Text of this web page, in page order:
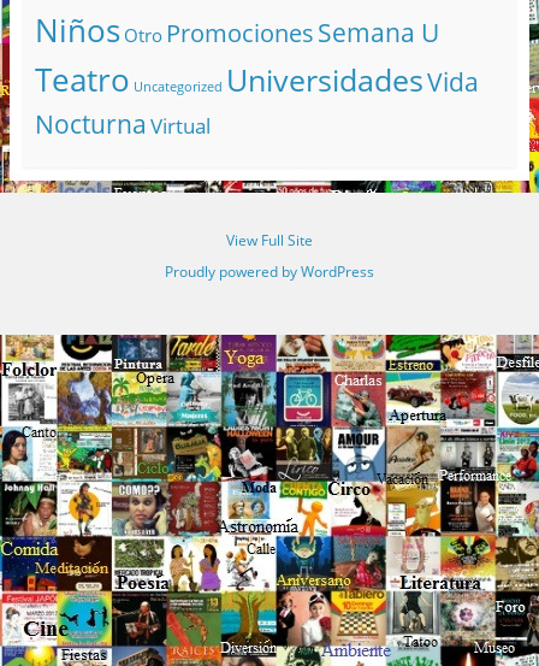
Niños Otro PromocionesSemana U
Teatro Uncategorized UniversidadesVida
Nocturna Virtual
View Full Site
Proudly powered by WordPress